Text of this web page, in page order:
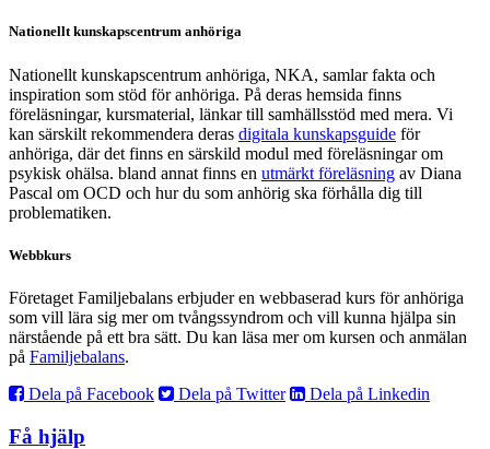
Nationellt kunskapscentrum anhöriga
Nationellt kunskapscentrum anhöriga, NKA, samlar fakta och
inspiration som stöd för anhöriga. På deras hemsida finns
föreläsningar, kursmaterial, länkar till samhällsstöd med mera. Vi
kan särskilt rekommendera deras digitala kunskapsguide för
anhöriga, där det finns en särskild modul med föreläsningar om
psykisk ohälsa. bland annat finns en utmärkt föreläsning av Diana
Pascal om OCD och hur du som anhörig ska förhålla dig till
problematiken.
Webbkurs
Företaget Familjebalans erbjuder en webbaserad kurs för anhöriga
som vill lära sig mer om tvångssyndrom och vill kunna hjälpa sin
närstående på ett bra sätt. Du kan läsa mer om kursen och anmälan
på Familjebalans.
Dela på Facebook
Dela på Twitter Dela på Linkedin
Få hjälp